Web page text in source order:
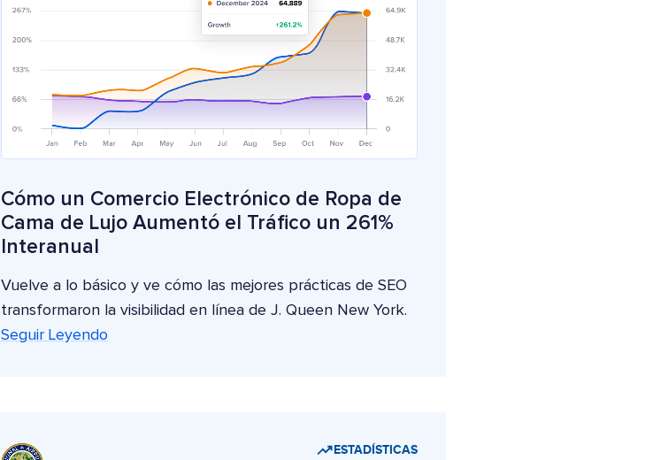
Cómo un Comercio Electrónico de Ropa de
Cama de Lujo Aumentó el Tráfico un 261%
Interanual
Vuelve a lo básico y ve cómo las mejores prácticas de SEO
transformaron la visibilidad en línea de J. Queen New York.
Seguir Leyendo
ESTADÍSTICAS